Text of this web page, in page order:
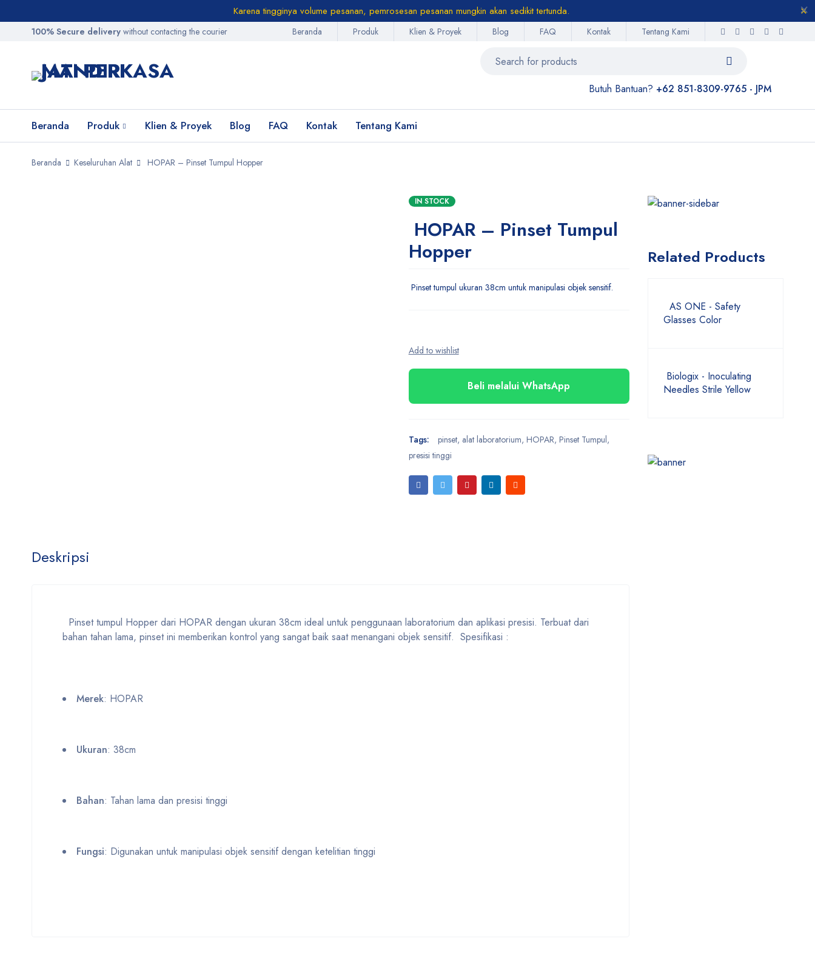
Karena tingginya volume pesanan, pemrosesan pesanan mungkin akan sedikit tertunda.
100% Secure delivery without contacting the courier Beranda Produk Klien & Proyek Blog FAQ Kontak Tentang Kami
Butuh Bantuan? +62 851-8309-9765 - JPM
Beranda Produk Klien & Proyek Blog FAQ Kontak Tentang Kami
Beranda Keseluruhan Alat HOPAR – Pinset Tumpul Hopper
IN STOCK
HOPAR – Pinset Tumpul
Hopper
Pinset tumpul ukuran 38cm untuk manipulasi objek sensitif.
Beli melalui WhatsApp
Tags: pinset, alat laboratorium, HOPAR, Pinset Tumpul,
presisi tinggi
Deskripsi
Pinset tumpul Hopper dari HOPAR dengan ukuran 38cm ideal untuk penggunaan laboratorium dan aplikasi presisi. Terbuat dari
bahan tahan lama, pinset ini memberikan kontrol yang sangat baik saat menangani objek sensitif. Spesifikasi :
Merek: HOPAR
Ukuran: 38cm
Bahan: Tahan lama dan presisi tinggi
Fungsi: Digunakan untuk manipulasi objek sensitif dengan ketelitian tinggi
Related Products
AS ONE - Safety
Glasses Color
Biologix - Inoculating
Needles Strile Yellow